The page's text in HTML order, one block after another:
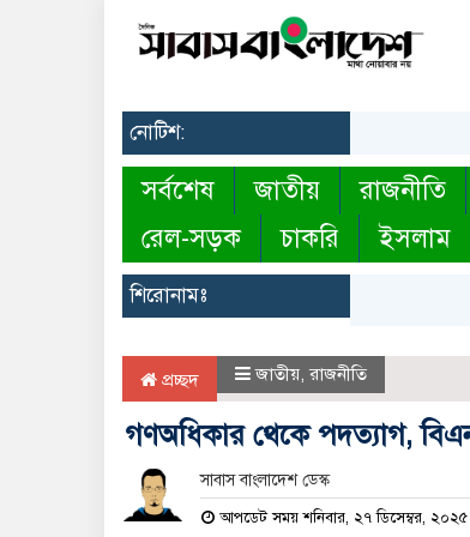
নোটিশ:
সর্বশেষ জাতীয় রাজনীতি
রেল-সড়ক
চাকরি ইসলাম
শিরোনামঃ
প্রচ্ছদ জাতীয়, রাজনীতি
গণঅধিকার থেকে পদত্যাগ,
সাবাস বাংলাদেশ ডেস্ক
আপডেট সময় শনিবার, ২৭ ডিসেম্বর, ২০২৫